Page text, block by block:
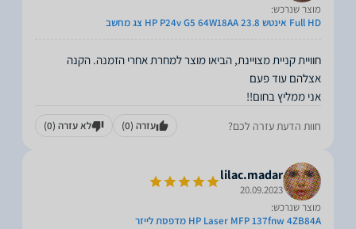
מוצר שנרכש:
Full HD אינטש 23.8 HP P24v G5 64W18AA צג מחשב
חוויית קניית מצויינת, הביאו מוצר למחרת אחרי הזמנה. הקנה
אני ממליץ בחום!!
חוות הדעת עזרה לכם? עזרה (0) לא עזרה (0)
lilac.madar
20.09.2023
מוצר שנרכש:
HP Laser MFP 137fnw 4ZB84A מדפסת לייזר